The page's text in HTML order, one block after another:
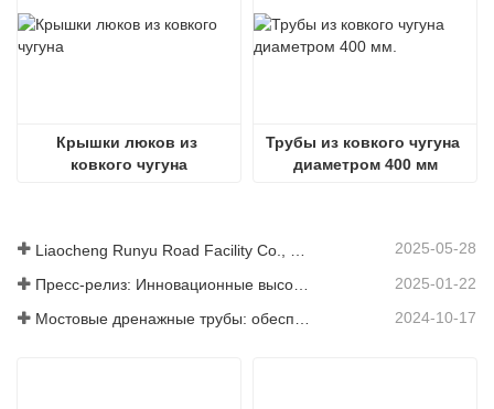
Крышки люков из
ковкого чугуна
Трубы из ковкого чугуна
диаметром 400 мм
2025-05-28
2025-01-22
Мостовые дренажные трубы: обеспечение эффективного управления водными ресурсами в современной инфраструктуре 2024-10-17